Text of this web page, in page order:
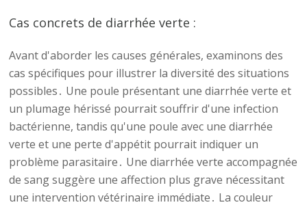
Cas concrets de diarrhée verte :
Avant d'aborder les causes générales, examinons des
cas spécifiques pour illustrer la diversité des situations
possibles․ Une poule présentant une diarrhée verte et
un plumage hérissé pourrait souffrir d'une infection
bactérienne, tandis qu'une poule avec une diarrhée
verte et une perte d'appétit pourrait indiquer un
problème parasitaire․ Une diarrhée verte accompagnée
de sang suggère une affection plus grave nécessitant
une intervention vétérinaire immédiate․ La couleur